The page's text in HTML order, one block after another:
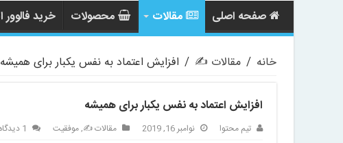
صفحه اصلی مقالات محصولات خرید فالوور
خانه / مقالات ✍️ / افزایش اعتماد به نفس یکبار برای همیشه
افزایش اعتماد به نفس یکبار برای همیشه
تیم محتوا نوامبر 16, 2019 مقالات ✍️,موفقیت 1 دیدگاه